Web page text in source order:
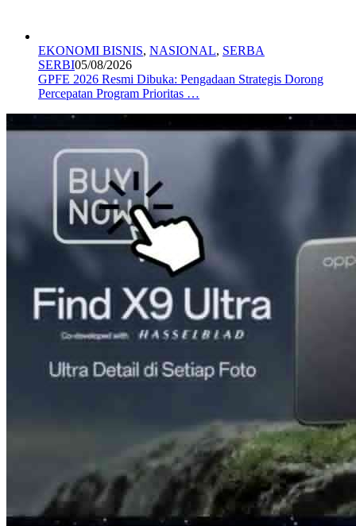
EKONOMI BISNIS, NASIONAL, SERBA
SERBI05/08/2026
GPFE 2026 Resmi Dibuka: Pengadaan Strategis Dorong
Percepatan Program Prioritas …